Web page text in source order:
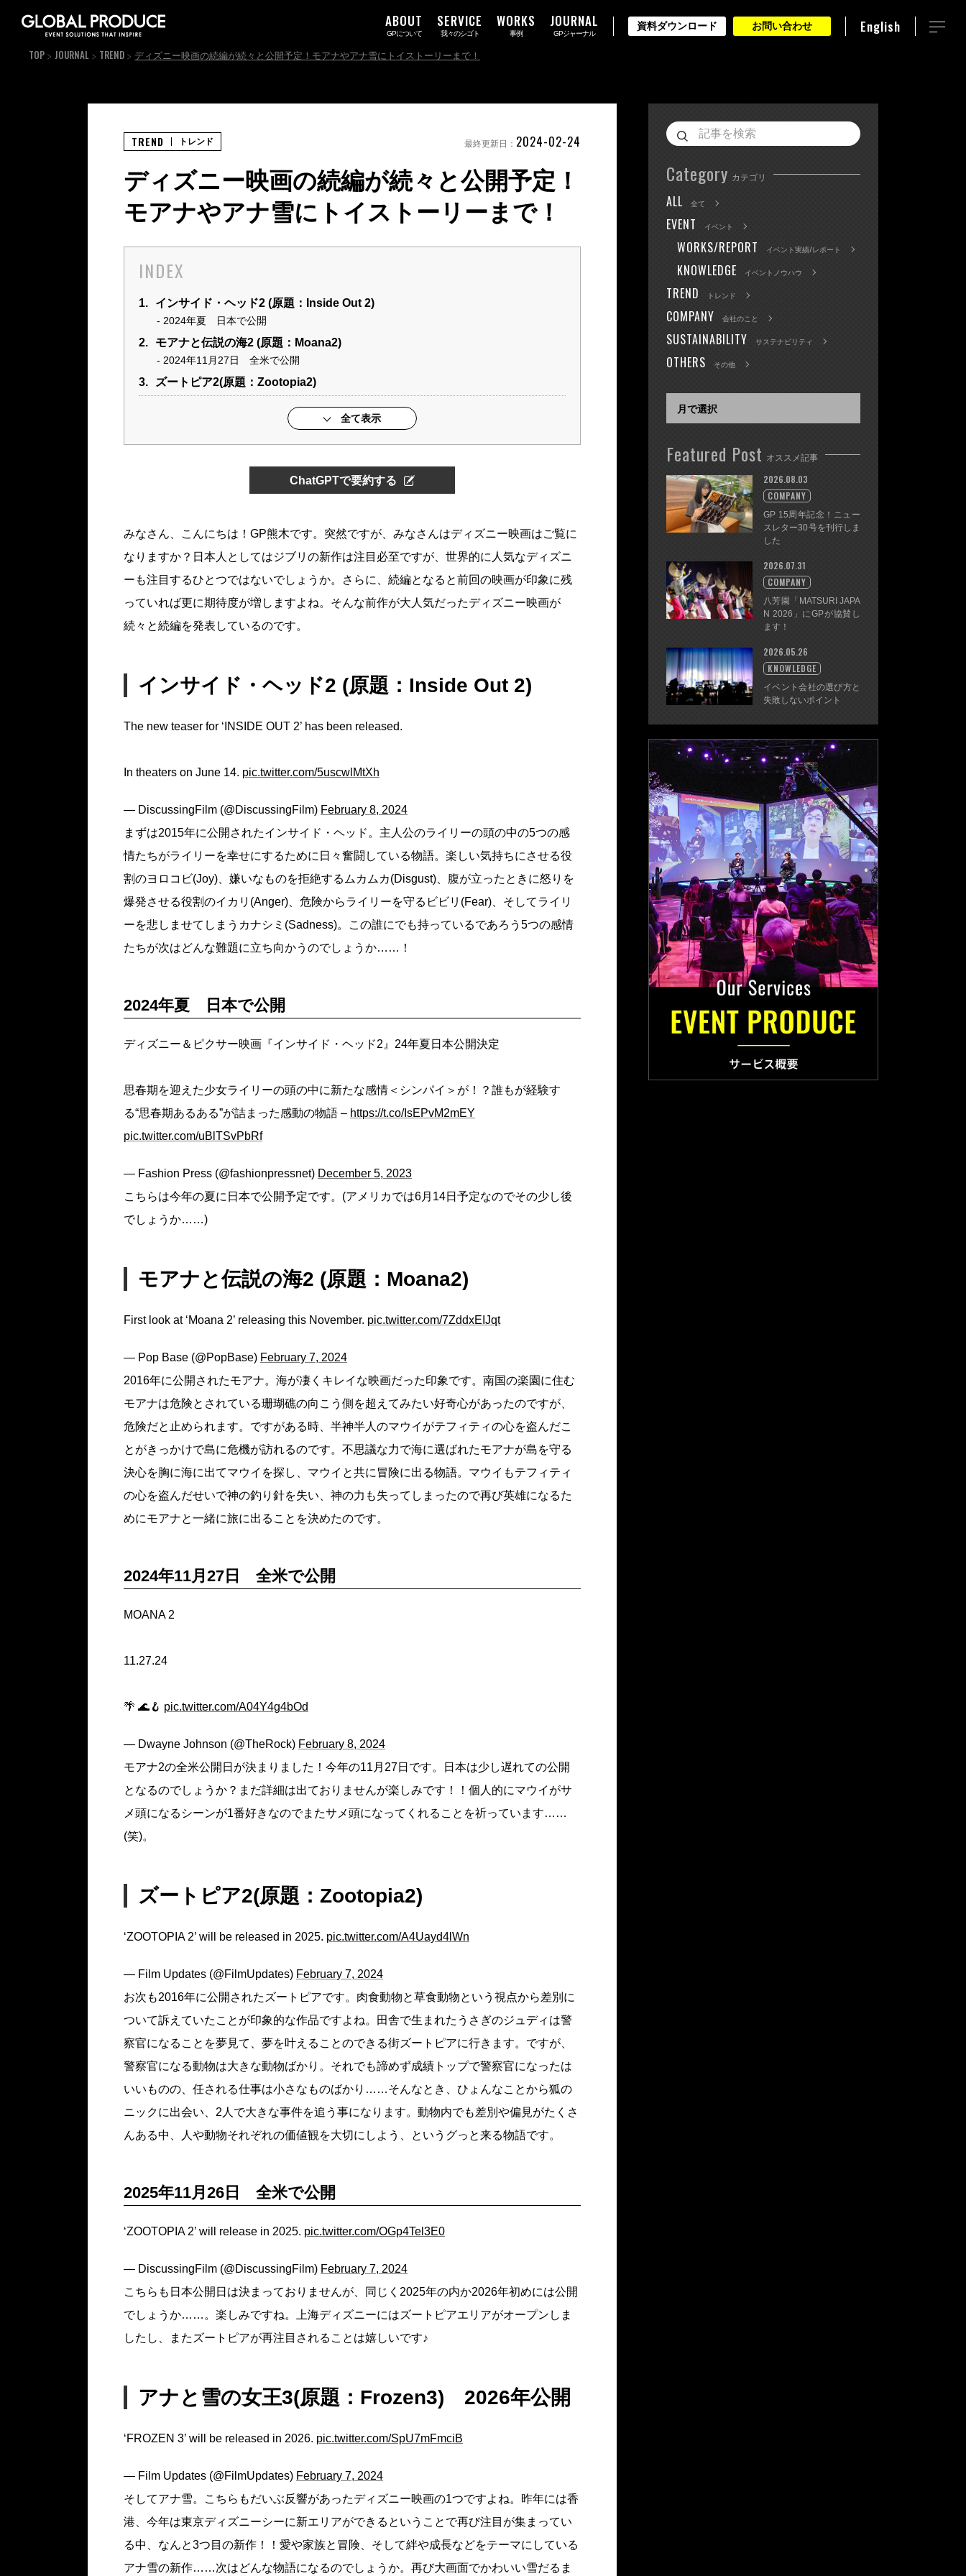
ABOUT
GPについて
SERVICE
我々のシゴト
WORKS
事例
JOURNAL
GPジャーナル
資料ダウンロード お問い合わせ English
TOP JOURNAL TREND ディズニー映画の続編が続々と公開予定！モアナやアナ雪にトイストーリーまで！
ディズニー映画の続編が続々と公開予定！
モアナやアナ雪にトイストーリーまで！
INDEX
1. インサイド・ヘッド2 (原題：Inside Out 2)
2024年夏 日本で公開
2. モアナと伝説の海2 (原題：Moana2)
2024年11月27日 全米で公開
3. ズートピア2(原題：Zootopia2)
全て表示
ChatGPTで要約する
みなさん、こんにちは！GP熊木です。突然ですが、みなさんはディズニー映画はご覧に
なりますか？日本人としてはジブリの新作は注目必至ですが、世界的に人気なディズニ
ーも注目するひとつではないでしょうか。さらに、続編となると前回の映画が印象に残
っていれば更に期待度が増しますよね。そんな前作が大人気だったディズニー映画が
続々と続編を発表しているのです。
インサイド・ヘッド2 (原題：Inside Out 2)
The new teaser for ‘INSIDE OUT 2’ has been released.
In theaters on June 14. pic.twitter.com/5uscwlMtXh
— DiscussingFilm (@DiscussingFilm) February 8, 2024
まずは2015年に公開されたインサイド・ヘッド。主人公のライリーの頭の中の5つの感
情たちがライリーを幸せにするために日々奮闘している物語。楽しい気持ちにさせる役
割のヨロコビ(Joy)、嫌いなものを拒絶するムカムカ(Disgust)、腹が立ったときに怒りを
爆発させる役割のイカリ(Anger)、危険からライリーを守るビビリ(Fear)、そしてライリ
ーを悲しませてしまうカナシミ(Sadness)。この誰にでも持っているであろう5つの感情
たちが次はどんな難題に立ち向かうのでしょうか……！
2024年夏 日本で公開
ディズニー＆ピクサー映画『インサイド・ヘッド2』24年夏日本公開決定
思春期を迎えた少女ライリーの頭の中に新たな感情＜シンパイ＞が！？誰もが経験す
る“思春期あるある”が詰まった感動の物語 – https://t.co/IsEPvM2mEY
pic.twitter.com/uBlTSvPbRf
— Fashion Press (@fashionpressnet) December 5, 2023
こちらは今年の夏に日本で公開予定です。(アメリカでは6月14日予定なのでその少し後
でしょうか……)
モアナと伝説の海2 (原題：Moana2)
First look at ‘Moana 2’ releasing this November. pic.twitter.com/7ZddxEIJqt
— Pop Base (@PopBase) February 7, 2024
2016年に公開されたモアナ。海が凄くキレイな映画だった印象です。南国の楽園に住む
モアナは危険とされている珊瑚礁の向こう側を超えてみたい好奇心があったのですが、
危険だと止められます。ですがある時、半神半人のマウイがテフィティの心を盗んだこ
とがきっかけで島に危機が訪れるのです。不思議な力で海に選ばれたモアナが島を守る
決心を胸に海に出てマウイを探し、マウイと共に冒険に出る物語。マウイもテフィティ
の心を盗んだせいで神の釣り針を失い、神の力も失ってしまったので再び英雄になるた
めにモアナと一緒に旅に出ることを決めたのです。
2024年11月27日 全米で公開
MOANA 2
11.27.24
🌴 🌊🪝 pic.twitter.com/A04Y4g4bOd
— Dwayne Johnson (@TheRock) February 8, 2024
モアナ2の全米公開日が決まりました！今年の11月27日です。日本は少し遅れての公開
となるのでしょうか？まだ詳細は出ておりませんが楽しみです！！個人的にマウイがサ
メ頭になるシーンが1番好きなのでまたサメ頭になってくれることを祈っています……
(笑)。
ズートピア2(原題：Zootopia2)
‘ZOOTOPIA 2’ will be released in 2025. pic.twitter.com/A4Uayd4lWn
— Film Updates (@FilmUpdates) February 7, 2024
お次も2016年に公開されたズートピアです。肉食動物と草食動物という視点から差別に
ついて訴えていたことが印象的な作品ですよね。田舎で生まれたうさぎのジュディは警
察官になることを夢見て、夢を叶えることのできる街ズートピアに行きます。ですが、
警察官になる動物は大きな動物ばかり。それでも諦めず成績トップで警察官になったは
いいものの、任される仕事は小さなものばかり……そんなとき、ひょんなことから狐の
ニックに出会い、2人で大きな事件を追う事になります。動物内でも差別や偏見がたくさ
んある中、人や動物それぞれの価値観を大切にしよう、というグっと来る物語です。
2025年11月26日 全米で公開
‘ZOOTOPIA 2’ will release in 2025. pic.twitter.com/OGp4Tel3E0
— DiscussingFilm (@DiscussingFilm) February 7, 2024
こちらも日本公開日は決まっておりませんが、同じく2025年の内か2026年初めには公開
でしょうか……。楽しみですね。上海ディズニーにはズートピアエリアがオープンしま
したし、またズートピアが再注目されることは嬉しいです♪
アナと雪の女王3(原題：Frozen3) 2026年公開
‘FROZEN 3’ will be released in 2026. pic.twitter.com/SpU7mFmciB
— Film Updates (@FilmUpdates) February 7, 2024
そしてアナ雪。こちらもだいぶ反響があったディズニー映画の1つですよね。昨年には香
港、今年は東京ディズニーシーに新エリアができるということで再び注目が集まってい
る中、なんと3つ目の新作！！愛や家族と冒険、そして絆や成長などをテーマにしている
アナ雪の新作……次はどんな物語になるのでしょうか。再び大画面でかわいい雪だるま
TREND トレンド 最終更新日： 2024-02-24
Category カテゴリ
ALL 全て
EVENT イベント
WORKS/REPORT イベント実績/レポート
KNOWLEDGE イベントノウハウ
TREND トレンド
COMPANY 会社のこと
SUSTAINABILITY サステナビリティ
OTHERS その他
Featured Post オススメ記事
GP 15周年記念！ニュー
スレター30号を刊行しま
した
2026.08.03
COMPANY
八芳園「MATSURI JAPA
N 2026」にGPが協賛し
ます！
2026.07.31
COMPANY
イベント会社の選び方と
失敗しないポイント
2026.05.26
KNOWLEDGE